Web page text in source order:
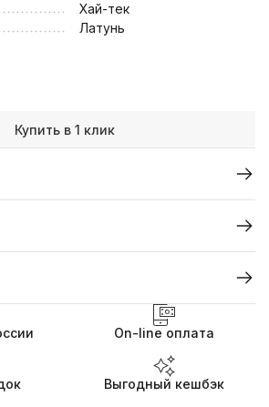
Хай-тек
Латунь
Купить в 1 клик
On-line оплата
Выгодный кешбэк